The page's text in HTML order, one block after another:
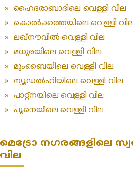
» ഹൈദരാബാദിലെ വെള്ളി വില
» കൊൽക്കത്തയിലെ വെള്ളി
» ലഖ്‌നൗവിൽ വെള്ളി വില
» മധുരയിലെ വെള്ളി വില
» മുംബൈയിലെ വെള്ളി വില
» ന്യൂഡൽഹിയിലെ വെള്ളി വില
» പാറ്റ്നയിലെ വെള്ളി വില
» പൂനെയിലെ വെള്ളി വില
മെട്രോ നഗരങ്ങളിലെ
വില